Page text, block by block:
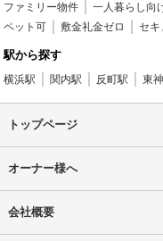
ファミリー物件 一人暮らし向
ペット可
敷金礼金ゼロ セキ
駅から探す
横浜駅 関内駅 反町駅 東
トップページ
オーナー様へ
会社概要